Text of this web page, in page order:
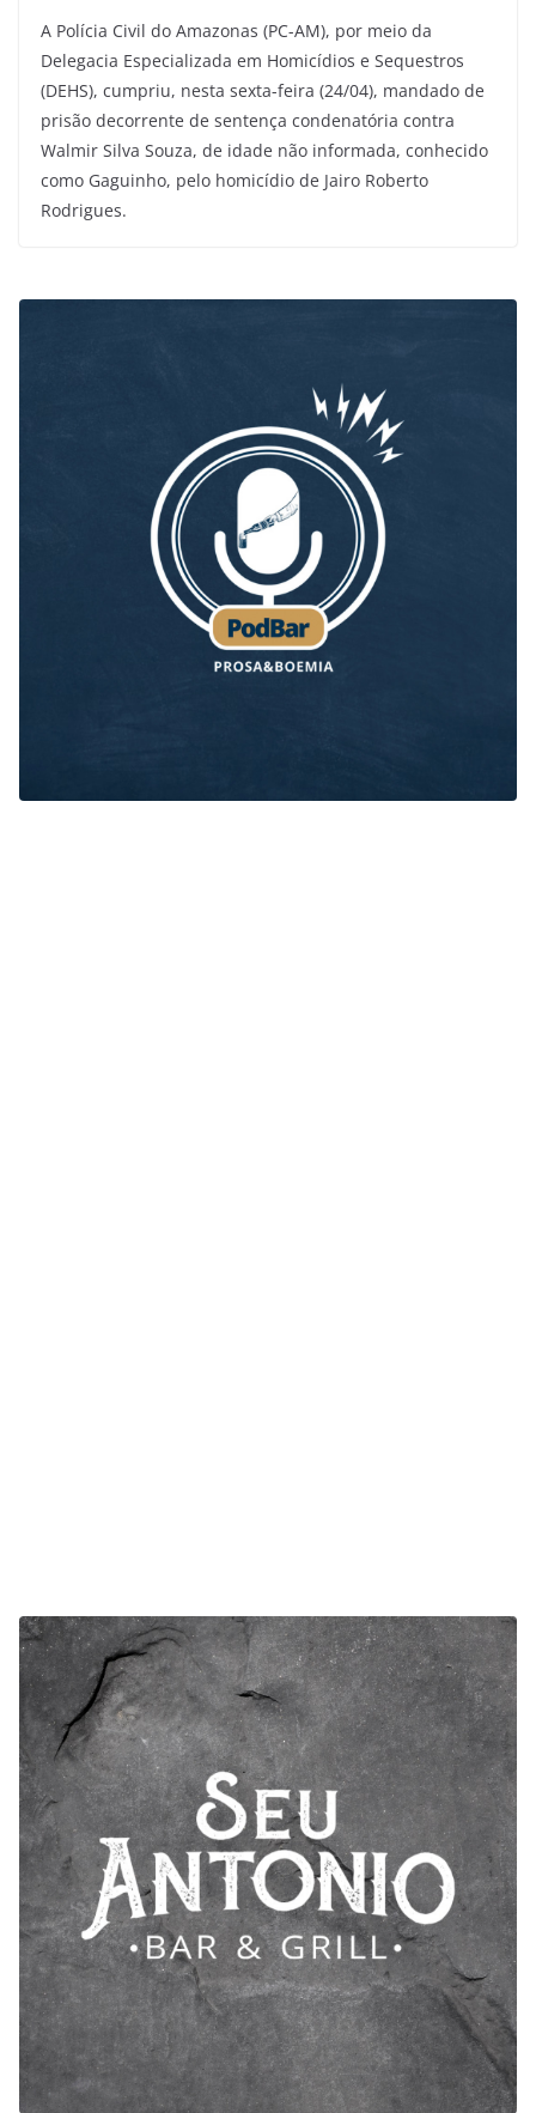
A Polícia Civil do Amazonas (PC-AM), por meio da
Delegacia Especializada em Homicídios e Sequestros
(DEHS), cumpriu, nesta sexta-feira (24/04), mandado de
prisão decorrente de sentença condenatória contra
Walmir Silva Souza, de idade não informada, conhecido
como Gaguinho, pelo homicídio de Jairo Roberto
Rodrigues.